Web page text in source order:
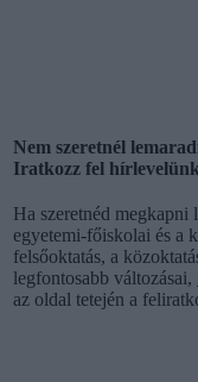
Nem szeretnél
Iratkozz fel
Ha szeretnéd megkapni
egyetemi-főiskolai és a
felsőoktatás, a
legfontosabb változásai,
az oldal tetején a